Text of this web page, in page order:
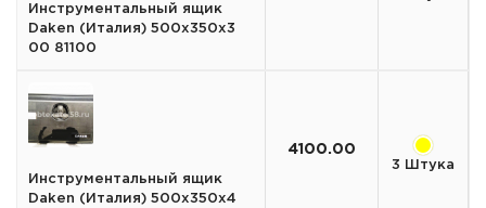
Инструментальный ящик
Daken (Италия) 500х350х3
00 81100
Инструментальный ящик
Daken (Италия) 500х350х4
4100.00
3 Штука